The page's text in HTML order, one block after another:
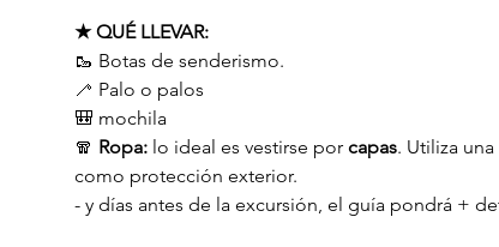
★ QUÉ LLEVAR:
🥾 Botas de senderismo.
🦯 Palo o palos
🎒 mochila
🧣 Ropa: lo ideal es vestirse por capas. Utiliza una
como protección exterior.
- y días antes de la excursión, el guía pondrá +